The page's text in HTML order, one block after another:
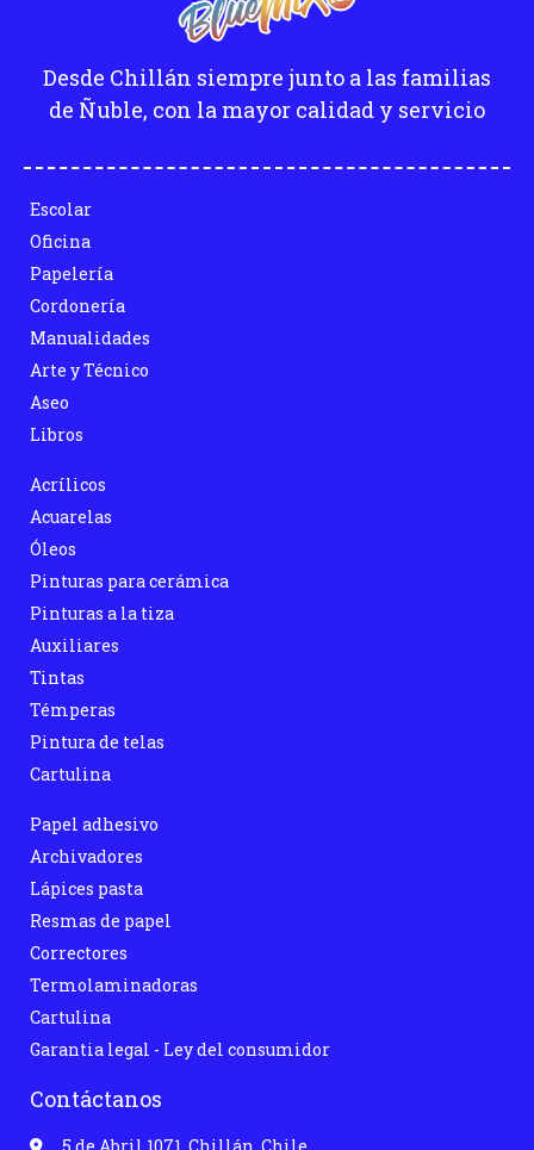
Desde Chillán siempre junto a las familias
de Ñuble, con la mayor calidad y servicio
Escolar
Oficina
Papelería
Cordonería
Manualidades
Arte y Técnico
Aseo
Libros
Acrílicos
Acuarelas
Óleos
Pinturas para cerámica
Pinturas a la tiza
Auxiliares
Tintas
Témperas
Pintura de telas
Cartulina
Papel adhesivo
Archivadores
Lápices pasta
Resmas de papel
Correctores
Termolaminadoras
Cartulina
Garantia legal - Ley del consumidor
Contáctanos